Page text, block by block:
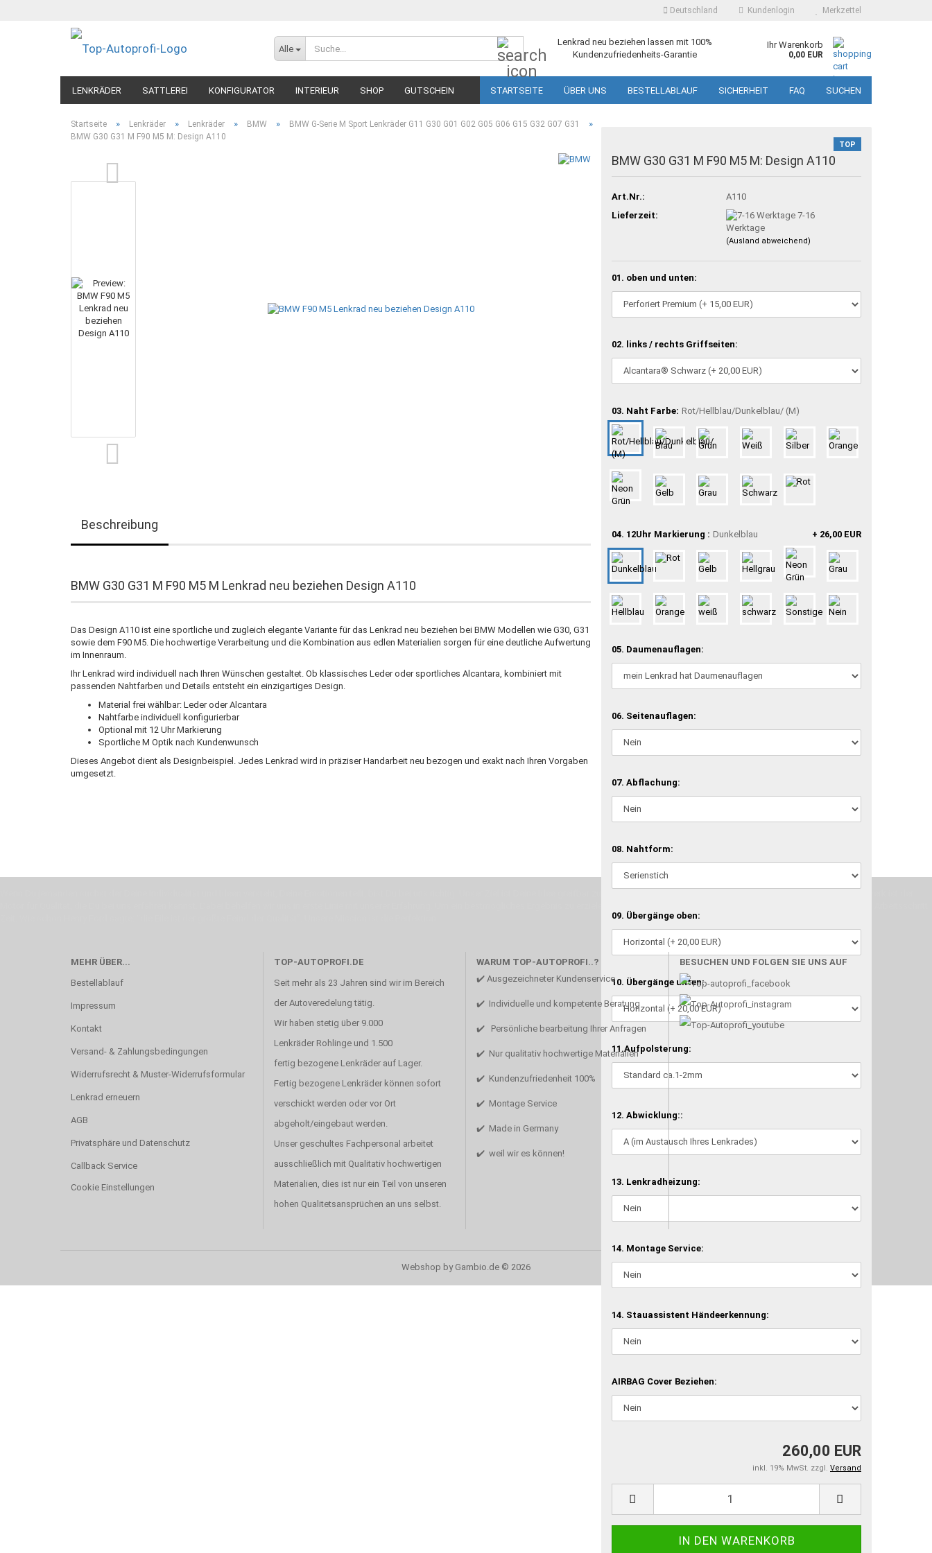
Deutschland Kundenlogin Merkzettel
Alle
Lenkrad neu beziehen lassen mit 100%
Kundenzufriedenheits-Garantie
Ihr Warenkorb
0,00 EUR
LENKRÄDER SATTLEREI KONFIGURATOR INTERIEUR SHOP GUTSCHEIN STARTSEITE ÜBER UNS BESTELLABLAUF SICHERHEIT FAQ SUCHEN
Startseite » Lenkräder » Lenkräder » BMW » BMW G-Serie M Sport Lenkräder G11 G30 G01 G02 G05 G06 G15 G32 G07 G31 »
BMW G30 G31 M F90 M5 M: Design A110
TOP
BMW G30 G31 M F90 M5 M: Design A110
Art.Nr.:
A110
Lieferzeit:
7-16
Werktage
(Ausland abweichend)
01. oben und unten:
02. links / rechts Griffseiten:
03. Naht Farbe: Rot/Hellblau/Dunkelblau/ (M)
04. 12Uhr Markierung : Dunkelblau + 26,00 EUR
05. Daumenauflagen:
06. Seitenauflagen:
07. Abflachung:
08. Nahtform:
09. Übergänge oben:
10. Übergänge unten:
11.Aufpolsterung:
12. Abwicklung::
13. Lenkradheizung:
14. Montage Service:
14. Stauassistent Händeerkennung:
AIRBAG Cover Beziehen:
260,00 EUR
inkl. 19% MwSt. zzgl. Versand
Beschreibung
BMW G30 G31 M F90 M5 M Lenkrad neu beziehen Design A110
Das Design A110 ist eine sportliche und zugleich elegante Variante für das Lenkrad neu beziehen bei BMW Modellen wie G30, G31
sowie dem F90 M5. Die hochwertige Verarbeitung und die Kombination aus edlen Materialien sorgen für eine deutliche Aufwertung
im Innenraum.
Ihr Lenkrad wird individuell nach Ihren Wünschen gestaltet. Ob klassisches Leder oder sportliches Alcantara, kombiniert mit
passenden Nahtfarben und Details entsteht ein einzigartiges Design.
Material frei wählbar: Leder oder Alcantara
Nahtfarbe individuell konfigurierbar
Optional mit 12 Uhr Markierung
Sportliche M Optik nach Kundenwunsch
Dieses Angebot dient als Designbeispiel. Jedes Lenkrad wird in präziser Handarbeit neu bezogen und exakt nach Ihren Vorgaben
umgesetzt.
MEHR ÜBER...
Bestellablauf
Impressum
Kontakt
Versand- & Zahlungsbedingungen
Widerrufsrecht & Muster-Widerrufsformular
Lenkrad erneuern
AGB
Privatsphäre und Datenschutz
Callback Service
Cookie Einstellungen
TOP-AUTOPROFI.DE
Seit mehr als 23 Jahren sind wir im Bereich
der Autoveredelung tätig.
Wir haben stetig über 9.000
Lenkräder Rohlinge und 1.500
fertig bezogene Lenkräder auf Lager.
Fertig bezogene Lenkräder können sofort
verschickt werden oder vor Ort
abgeholt/eingebaut werden.
Unser geschultes Fachpersonal arbeitet
ausschließlich mit Qualitativ hochwertigen
Materialien, dies ist nur ein Teil von unseren
hohen Qualitetsansprüchen an uns selbst.
WARUM TOP-AUTOPROFI..?
✔️ Ausgezeichneter Kundenservice
✔️ Individuelle und kompetente Beratung
✔️ Persönliche bearbeitung Ihrer Anfragen
✔️ Nur qualitativ hochwertige Materialien
✔️ Kundenzufriedenheit 100%
✔️ Montage Service
✔️ Made in Germany
✔️ weil wir es können!
BESUCHEN UND FOLGEN SIE UNS AUF
Webshop by Gambio.de © 2026